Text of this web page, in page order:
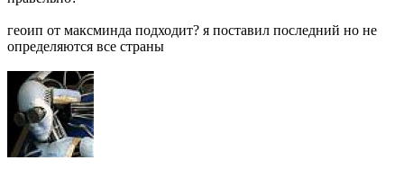
геоип от максминда подходит? я поставил последний но не
определяются все страны